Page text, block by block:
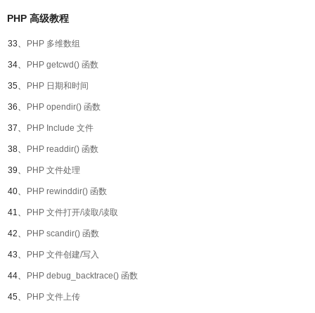
PHP 高级教程
33、 PHP 多维数组
34、 PHP getcwd() 函数
35、 PHP 日期和时间
36、 PHP opendir() 函数
37、 PHP Include 文件
38、 PHP readdir() 函数
39、 PHP 文件处理
40、 PHP rewinddir() 函数
41、 PHP 文件打开/读取/读取
42、 PHP scandir() 函数
43、 PHP 文件创建/写入
44、 PHP debug_backtrace() 函数
45、 PHP 文件上传